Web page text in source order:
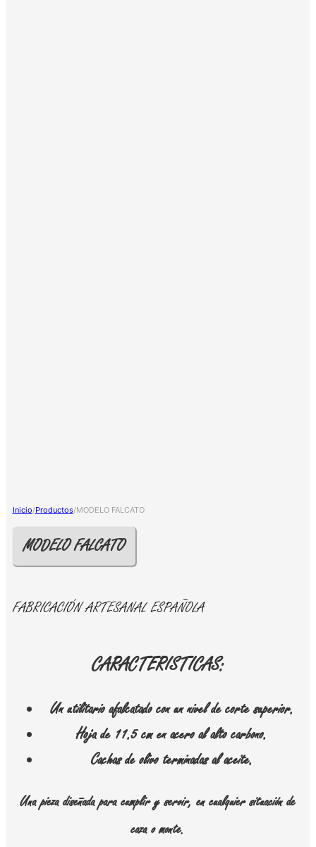
Inicio/Productos/MODELO FALCATO
MODELO FALCATO
FABRICACIÓN ARTESANAL ESPAÑOLA
CARACTERISTICAS:
Un utilitario afalcatado con un nivel de corte superior.
Hoja de 11.5 cm en acero al alto carbono.
Cachas de olivo terminadas al aceite.
Una pieza diseñada para cumplir y servir, en cualquier situación de
caza o monte.